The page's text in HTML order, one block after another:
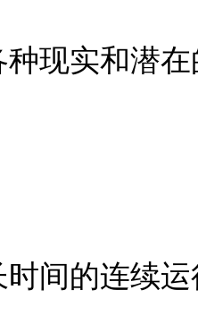
种现实和潜
时间的连续